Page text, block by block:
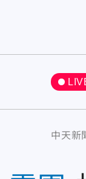
中天新